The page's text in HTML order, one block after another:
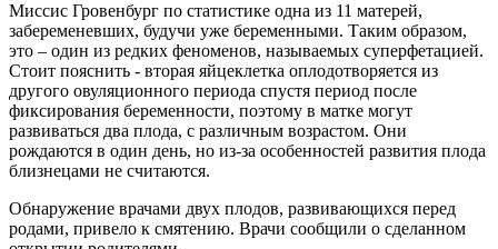
Миссис Гровенбург по статистике одна из 11 матерей,
забеременевших, будучи уже беременными. Таким образом,
это – один из редких феноменов, называемых суперфетацией.
Стоит пояснить - вторая яйцеклетка оплодотворяется из
другого овуляционного периода спустя период после
фиксирования беременности, поэтому в матке могут
развиваться два плода, с различным возрастом. Они
рождаются в один день, но из-за особенностей развития плода
близнецами не считаются.
Обнаружение врачами двух плодов, развивающихся перед
родами, привело к смятению. Врачи сообщили о сделанном